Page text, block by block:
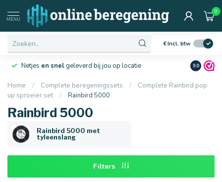
MENU
0
€Incl. btw
Netjes en snelgeleverd bij jou op locatie Ruim10
9.0
Home / Complete beregeningssets /
Complete Rainbird pop
up sproeier set
/ Rainbird 5000
Rainbird 5000
Rainbird 5000 met
tyleenslang
Filters
Afmetingen
16 mm